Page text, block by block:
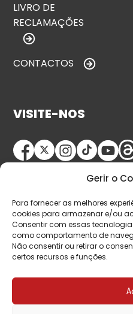
Gerir o
Para fornecer as melhores
cookies para armazenar e/ou
Consentir com essas
como comportamento de
Não consentir ou retirar o
certos recursos e funções.
LIVRO DE
RECLAMAÇÕES
CONTACTOS
VISITE-NOS
© Copyright 2026 Saída
direitos